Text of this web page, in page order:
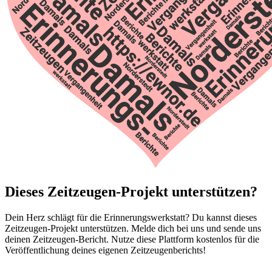
Dieses Zeitzeugen-Projekt unterstützen?
Dein Herz schlägt für die Erinnerungswerkstatt? Du kannst dieses
Zeitzeugen-Projekt unterstützen. Melde dich bei uns und sende uns
deinen Zeitzeugen-Bericht. Nutze diese Plattform kostenlos für die
Veröffentlichung deines eigenen Zeitzeugenberichts!